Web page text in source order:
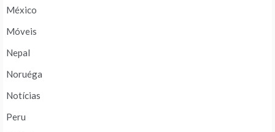
México
Móveis
Nepal
Noruéga
Notícias
Peru